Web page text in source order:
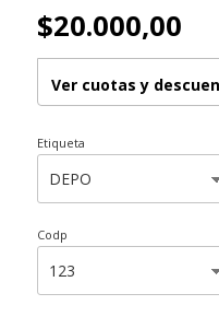
$20.000,00
Ver cuotas y
Etiqueta
Codp